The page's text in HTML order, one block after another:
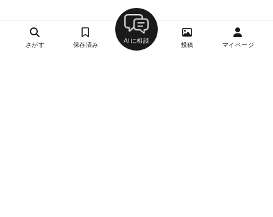
さがす 保存済み
AIに相談
投稿 マイページ